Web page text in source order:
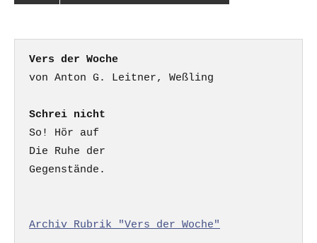
Vers der Woche
Schrei nicht
So! Hör auf
Die Ruhe der
Gegenstände.
Archiv Rubrik "Vers der Woche"